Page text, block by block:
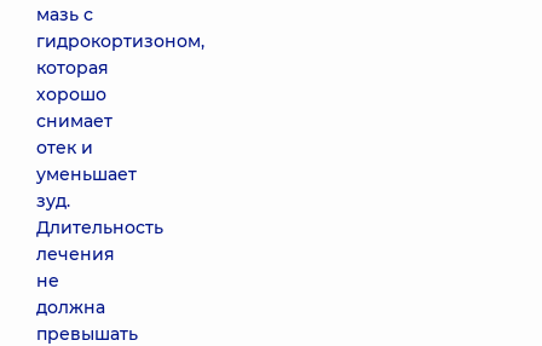
мазь с
гидрокортизоном,
которая
хорошо
снимает
отек и
уменьшает
зуд.
Длительность
лечения
не
должна
превышать